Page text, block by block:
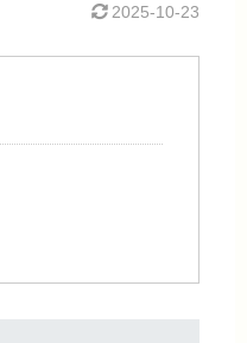
2025-10-23